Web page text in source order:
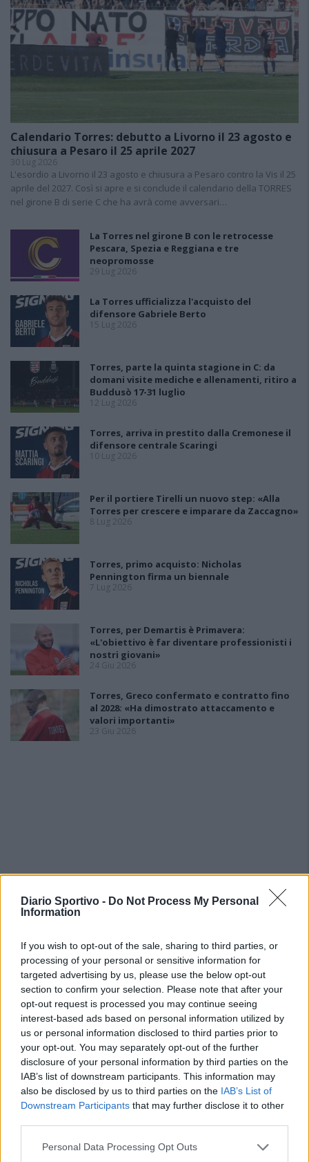
Diario Sportivo - Do Not Process My Personal
Information
If you wish to opt-out of the sale, sharing to third parties, or
processing of your personal or sensitive information for
targeted advertising by us, please use the below opt-out
section to confirm your selection. Please note that after your
opt-out request is processed you may continue seeing
interest-based ads based on personal information utilized by
us or personal information disclosed to third parties prior to
your opt-out. You may separately opt-out of the further
disclosure of your personal information by third parties on the
IAB’s list of downstream participants. This information may
also be disclosed by us to third parties on the IAB’s List of
Downstream Participants that may further disclose it to other
Personal Data Processing Opt Outs
Calendario Torres: debutto a Livorno il 23 agosto e
chiusura a Pesaro il 25 aprile 2027
30 Lug 2026
L'esordio a Livorno il 23 agosto e chiusura a Pesaro contro la Vis il 25
aprile del 2027. Così si apre e si conclude il calendario della TORRES
nel girone B di serie C che ha avrà come avversari…
La Torres nel girone B con le retrocesse
Pescara, Spezia e Reggiana e tre
neopromosse
29 Lug 2026
La Torres ufficializza l'acquisto del
difensore Gabriele Berto
15 Lug 2026
Torres, parte la quinta stagione in C: da
domani visite mediche e allenamenti, ritiro a
Buddusò 17-31 luglio
12 Lug 2026
Torres, arriva in prestito dalla Cremonese il
difensore centrale Scaringi
10 Lug 2026
Per il portiere Tirelli un nuovo step: «Alla
Torres per crescere e imparare da Zaccagno»
8 Lug 2026
Torres, primo acquisto: Nicholas
Pennington firma un biennale
7 Lug 2026
Torres, per Demartis è Primavera:
«L'obiettivo è far diventare professionisti i
nostri giovani»
24 Giu 2026
Torres, Greco confermato e contratto fino
al 2028: «Ha dimostrato attaccamento e
valori importanti»
23 Giu 2026